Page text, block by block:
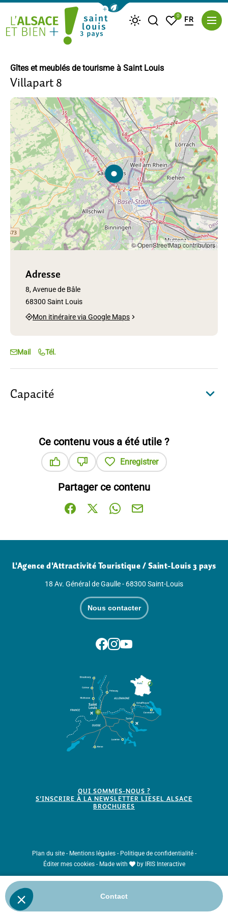
Afficher la barre de navigation du
MétéoJe recherche
Mes favoris
0 FR
Gîtes et meublés de tourisme à Saint Louis
Villapart 8
Capacité
© OpenStreetMap contributors
Adresse
8, Avenue de Bâle
68300 Saint Louis
Mon itinéraire via Google Maps
Mail Tél.
Contact
Ce contenu vous a été utile ?
Enregistrer
Partager ce contenu
Partager sur Facebook (nouvelle fenêtre)
Partager sur X / Twitter (nouvelle
Partager sur WhatsApp
Partager par mail
L'Agence d'Attractivité Touristique / Saint-Louis 3 pays
18 Av. Général de Gaulle - 68300 Saint-Louis
Nous contacter
Suivez-nous sur Facebook
Suivez-nous sur Instagram
Suivez-nous sur Youtube
QUI SOMMES-NOUS ?
S'INSCRIRE À LA NEWSLETTER LIESEL ALSACE
BROCHURES
Plan du site - Mentions légales - Politique de confidentialité -
Éditer mes cookies - Made with by IRIS Interactive
conditions d'utilisationde Google s'appliquent.